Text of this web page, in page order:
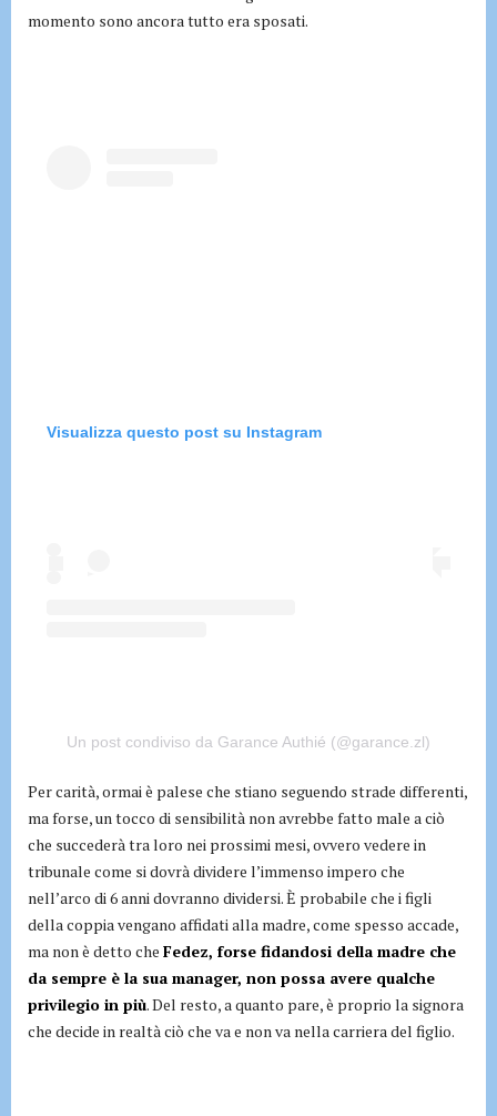
momento sono ancora tutto era sposati.
Visualizza questo post su Instagram
Un post condiviso da Garance Authié (@garance.zl)
Per carità, ormai è palese che stiano seguendo strade differenti,
ma forse, un tocco di sensibilità non avrebbe fatto male a ciò
che succederà tra loro nei prossimi mesi, ovvero vedere in
tribunale come si dovrà dividere l’immenso impero che
nell’arco di 6 anni dovranno dividersi. È probabile che i figli
della coppia vengano affidati alla madre, come spesso accade,
ma non è detto che Fedez, forse fidandosi della madre che
da sempre è la sua manager, non possa avere qualche
privilegio in più. Del resto, a quanto pare, è proprio la signora
che decide in realtà ciò che va e non va nella carriera del figlio.